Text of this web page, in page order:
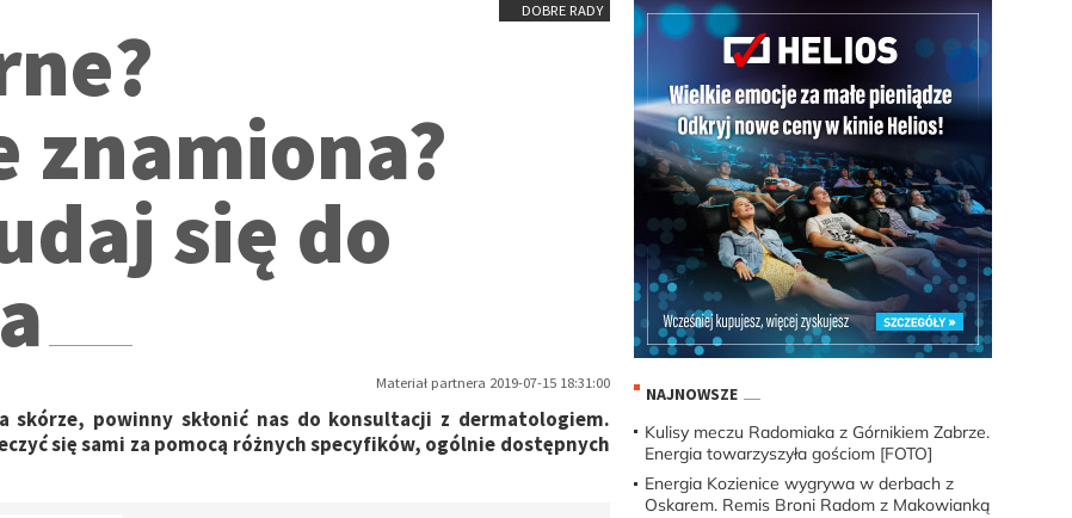
DOBRE RADY
znamiona?
się do
Materiał partnera 2019-07-15 18:31:00
skórze, powinny skłonić nas do konsultacji z dermatologiem.
się sami za pomocą różnych specyfików, ogólnie dostępnych
NAJNOWSZE
Kulisy meczu Radomiaka z Górnikiem Zabrze.
Energia towarzyszyła gościom [FOTO]
Energia Kozienice wygrywa w derbach z
Oskarem. Remis Broni Radom z Makowianką